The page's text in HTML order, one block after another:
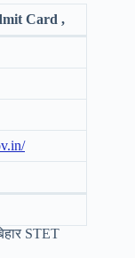
Card ,
STET